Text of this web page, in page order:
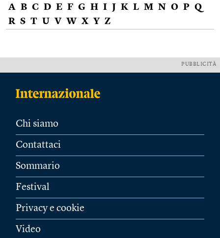
A B C D E F G H I J K L M N O P Q
R S T U V W X Y Z
PUBBLICITÀ
Chi siamo
Contattaci
Sommario
Festival
Privacy e cookie
Video